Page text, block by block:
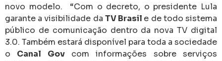
3.0 representa mais do que uma evolução
tecnológica. Ela simboliza a renovação de um
compromisso histórico da radiodifusão com a
informação, a cultura e a ética”, afirmou.